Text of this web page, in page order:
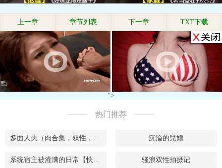
上一章 章节列表 下一章 TXT下载
">
热门推荐
多面人夫（肉合集，双性，**，乱X等） 沉淪的兒媳
系统宿主被灌满的日常【快穿】 骚浪双性拍摄记